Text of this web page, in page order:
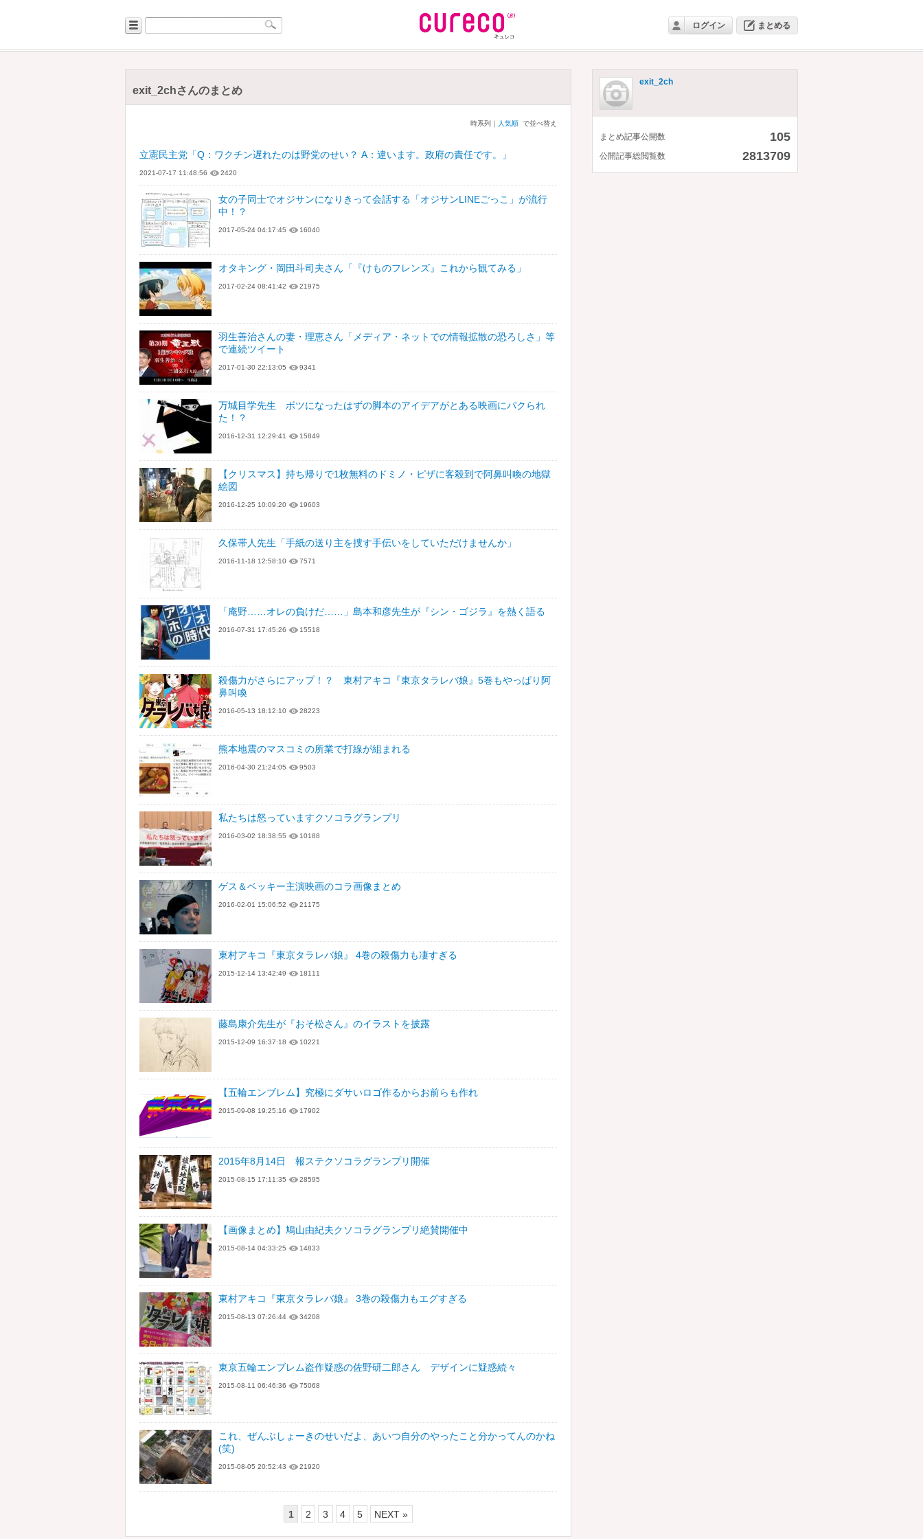
ログイン まとめる
exit_2chさんのまとめ
時系列｜ 人気順 で並べ替え
立憲民主党「Q：ワクチン遅れたのは野党のせい？ A：違います。政府の責任です。」
2021-07-17 11:48:56 2420
女の子同士でオジサンになりきって会話する「オジサンLINEごっこ」が流行
中！？
2017-05-24 04:17:45 16040
オタキング・岡田斗司夫さん「『けものフレンズ』これから観てみる」
2017-02-24 08:41:42 21975
羽生善治さんの妻・理恵さん「メディア・ネットでの情報拡散の恐ろしさ」等
で連続ツイート
2017-01-30 22:13:05 9341
万城目学先生 ボツになったはずの脚本のアイデアがとある映画にパクられ
た！？
2016-12-31 12:29:41 15849
【クリスマス】持ち帰りで1枚無料のドミノ・ピザに客殺到で阿鼻叫喚の地獄
絵図
2016-12-25 10:09:20 19603
久保帯人先生「手紙の送り主を捜す手伝いをしていただけませんか」
2016-11-18 12:58:10 7571
「庵野……オレの負けだ……」島本和彦先生が『シン・ゴジラ』を熱く語る
2016-07-31 17:45:26 15518
殺傷力がさらにアップ！？ 東村アキコ『東京タラレバ娘』5巻もやっぱり阿
鼻叫喚
2016-05-13 18:12:10 28223
熊本地震のマスコミの所業で打線が組まれる
2016-04-30 21:24:05 9503
私たちは怒っていますクソコラグランプリ
2016-03-02 18:38:55 10188
ゲス＆ベッキー主演映画のコラ画像まとめ
2016-02-01 15:06:52 21175
東村アキコ『東京タラレバ娘』 4巻の殺傷力も凄すぎる
2015-12-14 13:42:49 18111
藤島康介先生が『おそ松さん』のイラストを披露
2015-12-09 16:37:18 10221
【五輪エンブレム】究極にダサいロゴ作るからお前らも作れ
2015-09-08 19:25:16 17902
2015年8月14日 報ステクソコラグランプリ開催
2015-08-15 17:11:35 28595
【画像まとめ】鳩山由紀夫クソコラグランプリ絶賛開催中
2015-08-14 04:33:25 14833
東村アキコ『東京タラレバ娘』 3巻の殺傷力もエグすぎる
2015-08-13 07:26:44 34208
東京五輪エンブレム盗作疑惑の佐野研二郎さん デザインに疑惑続々
2015-08-11 06:46:36 75068
これ、ぜんぶしょーきのせいだよ、あいつ自分のやったこと分かってんのかね
(笑)
2015-08-05 20:52:43 21920
1 2 3 4 5 NEXT »
exit_2ch
まとめ記事公開数 105
公開記事総閲覧数 2813709